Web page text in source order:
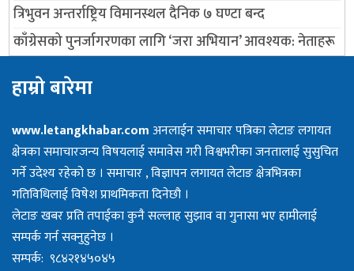
त्रिभुवन अन्तर्राष्ट्रिय विमानस्थल दैनिक ७ घण्टा बन्द
काँग्रेसको पुनर्जागरणका लागि ‘जरा अभियान’ आवश्यक: नेताहरू
हाम्राे बारेमा
www.letangkhabar.comअनलाईन समाचार पत्रिका लेटाङ लगायत
क्षेत्रका समाचारजन्य विषयलाई समावेस गरी विश्वभरीका जनतालाई सुसुचित
गर्ने उदेश्य रहेको छ । समाचार , विज्ञापन लगायत लेटाङ क्षेत्रभित्रका
गतिविधिलाई विषेश प्राथमिकता दिनेछौ ।
लेटाङ खबर प्रति तपाईका कुनै सल्लाह सुझाव वा गुनासा भए हामीलाई
सम्पर्क गर्न सक्नुहुनेछ ।
सम्पर्क: ९८४२१४५०४५